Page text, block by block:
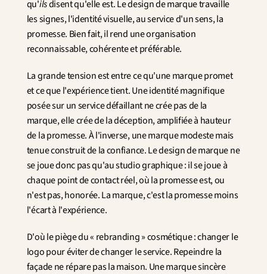
qu'ils disent qu'elle est. Le design de marque travaille
les signes, l'identité visuelle, au service d'un sens, la
promesse. Bien fait, il rend une organisation
reconnaissable, cohérente et préférable.
La grande tension est entre ce qu'une marque promet
et ce que l'expérience tient. Une identité magnifique
posée sur un service défaillant ne crée pas de la
marque, elle crée de la déception, amplifiée à hauteur
de la promesse. À l'inverse, une marque modeste mais
tenue construit de la confiance. Le design de marque ne
se joue donc pas qu'au studio graphique : il se joue à
chaque point de contact réel, où la promesse est, ou
n'est pas, honorée. La marque, c'est la promesse moins
l'écart à l'expérience.
D'où le piège du « rebranding » cosmétique : changer le
logo pour éviter de changer le service. Repeindre la
façade ne répare pas la maison. Une marque sincère